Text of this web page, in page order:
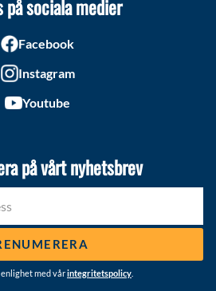
på sociala medier
Facebook
Instagram
Youtube
på vårt nyhetsbrev
med vårintegritetspolicy